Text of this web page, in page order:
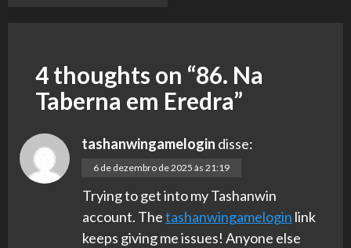
4 thoughts on “86. Na
Taberna em Eredra”
tashanwingamelogin disse:
6 de dezembro de 2025 às 21:19
Trying to get into my Tashanwin
account. Thetashanwingamelogin link
keeps giving me issues! Anyone else